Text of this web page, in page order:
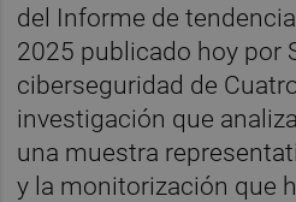
del Informe de
2025 publicado hoy por
ciberseguridad de
investigación que
una muestra
y la monitorización que